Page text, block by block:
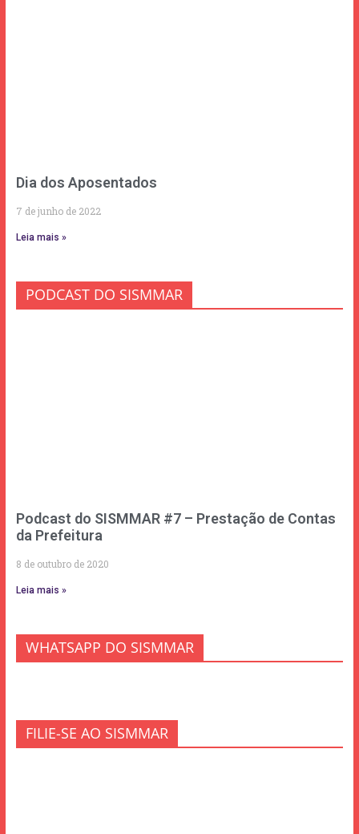
Dia dos Aposentados
7 de junho de 2022
Leia mais »
PODCAST DO SISMMAR
Podcast do SISMMAR #7 – Prestação de Contas
da Prefeitura
8 de outubro de 2020
Leia mais »
WHATSAPP DO SISMMAR
FILIE-SE AO SISMMAR